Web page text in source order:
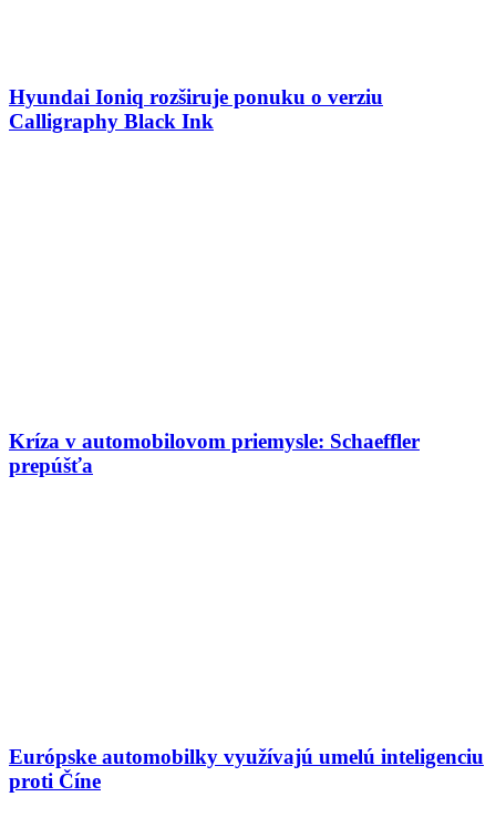
Hyundai Ioniq rozširuje ponuku o verziu
Calligraphy Black Ink
Kríza v automobilovom priemysle: Schaeffler
prepúšťa
Európske automobilky využívajú umelú inteligenciu
proti Číne